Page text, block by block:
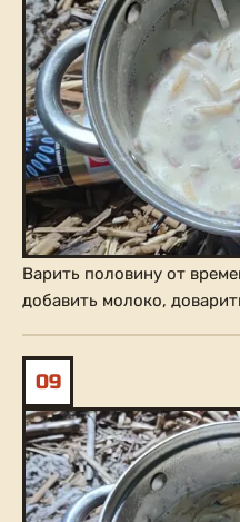
Варить половину от
добавить молоко,
09